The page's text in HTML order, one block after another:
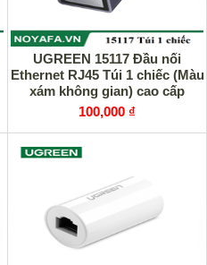
UGREEN 15117 Đầu nối
Ethernet RJ45 Túi 1 chiếc (Màu
xám không gian) cao cấp
100,000 ₫